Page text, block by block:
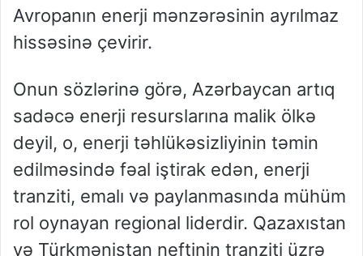
Avropanın enerji mənzərəsinin ayrılmaz
hissəsinə çevirir.
Onun sözlərinə görə, Azərbaycan artıq
sadəcə enerji resurslarına malik ölkə
deyil, o, enerji təhlükəsizliyinin təmin
edilməsində fəal iştirak edən, enerji
tranziti, emalı və paylanmasında mühüm
rol oynayan regional liderdir. Qazaxıstan
və Türkmənistan neftinin tranziti üzrə